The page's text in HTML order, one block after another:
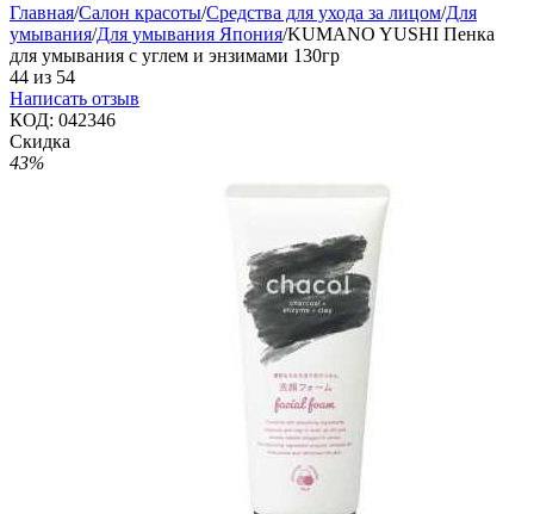
Главная/Салон красоты/Средства для ухода за лицом/Для
умывания/Для умывания Япония/KUMANO YUSHI Пенка
для умывания с углем и энзимами 130гр
44 из 54
Написать отзыв
КОД: 042346
Скидка
43%